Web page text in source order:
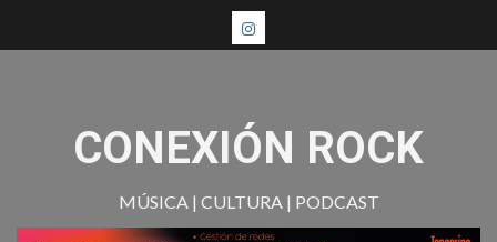
CONEXIÓN ROCK
MÚSICA | CULTURA | PODCAST